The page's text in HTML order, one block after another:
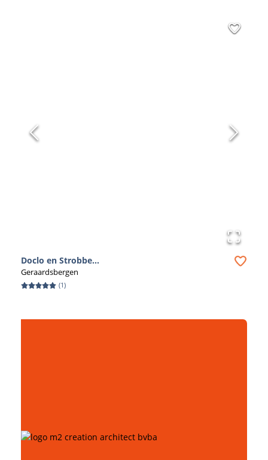
Doclo en Strobbe...
Geraardsbergen
(1)